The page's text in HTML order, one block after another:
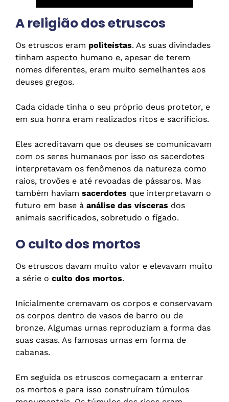
A religião dos etruscos
Os etruscos eram politeístas. As suas divindades
tinham aspecto humano e, apesar de terem
nomes diferentes, eram muito semelhantes aos
deuses gregos.
Cada cidade tinha o seu próprio deus protetor, e
em sua honra eram realizados ritos e sacrifícios.
Eles acreditavam que os deuses se comunicavam
com os seres humanaos por isso os sacerdotes
interpretavam os fenômenos da natureza como
raios, trovões e até revoadas de pássaros. Mas
também haviam sacerdotes que interpretavam o
futuro em base à análise das vísceras dos
animais sacrificados, sobretudo o fígado.
O culto dos mortos
Os etruscos davam muito valor e elevavam muito
a série o culto dos mortos.
Inicialmente cremavam os corpos e conservavam
os corpos dentro de vasos de barro ou de
bronze. Algumas urnas reproduziam a forma das
suas casas. As famosas urnas em forma de
cabanas.
Em seguida os etruscos começacam a enterrar
os mortos e para isso construíram túmulos